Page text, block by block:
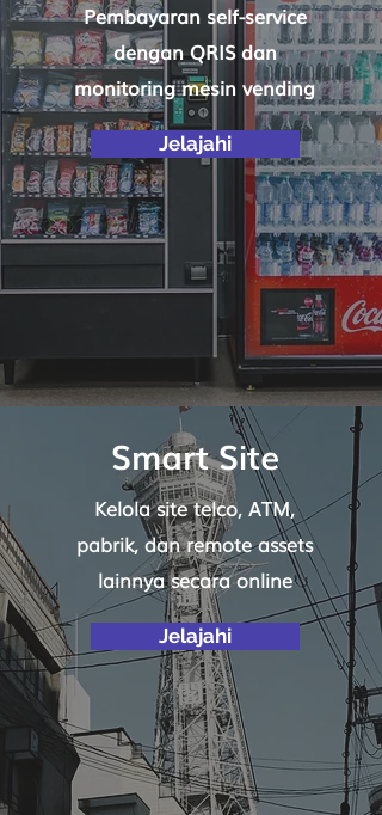
Pembayaran self-service
dengan QRIS dan
monitoring mesin vending
Jelajahi
Smart Site
Kelola site telco, ATM,
pabrik, dan remote assets
lainnya secara online
Jelajahi